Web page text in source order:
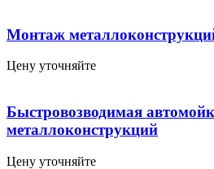
Монтаж
Цену уточняйте
Быстровозводимая
металлоконструкций
Цену уточняйте